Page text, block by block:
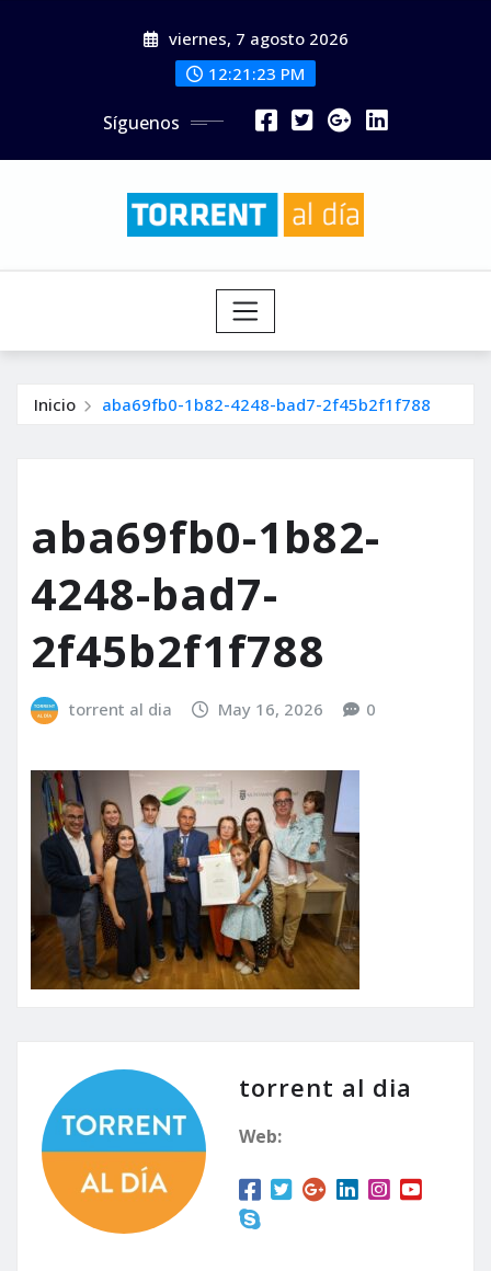
viernes, 7 agosto 2026
12:21:25 PM
Síguenos
Inicio aba69fb0-1b82-4248-bad7-2f45b2f1f788
aba69fb0-1b82-
4248-bad7-
2f45b2f1f788
torrent al dia May 16, 2026 0
torrent al dia
Web: